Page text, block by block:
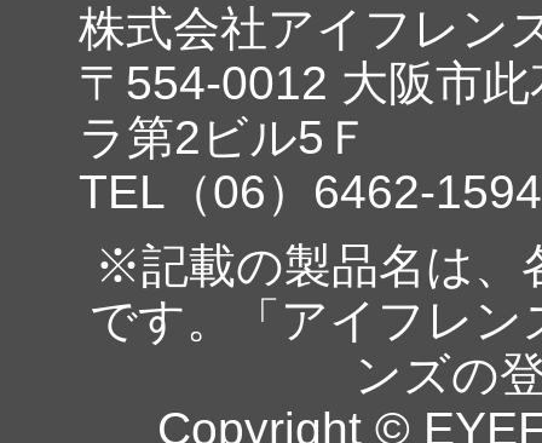
株式会社アイフレン
〒554-0012 大阪市
ラ第2ビル5Ｆ
TEL（06）6462-
※記載の製品名は、
です。「アイフレ
ンズの
Copyright ©